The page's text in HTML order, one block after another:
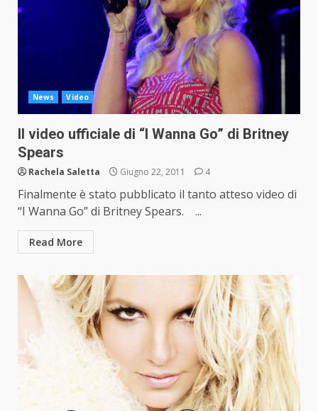
News Video
Il video ufficiale di “I Wanna Go” di Britney
Spears
Rachela Saletta Giugno 22, 2011 4
Finalmente è stato pubblicato il tanto atteso video di
“I Wanna Go” di Britney Spears. ...
Read More